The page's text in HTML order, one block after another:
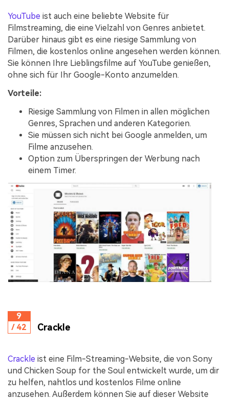
YouTube ist auch eine beliebte Website für
Filmstreaming, die eine Vielzahl von Genres anbietet.
Darüber hinaus gibt es eine riesige Sammlung von
Filmen, die kostenlos online angesehen werden können.
Sie können Ihre Lieblingsfilme auf YouTube genießen,
ohne sich für Ihr Google-Konto anzumelden.
Vorteile:
Riesige Sammlung von Filmen in allen möglichen
Genres, Sprachen und anderen Kategorien.
Sie müssen sich nicht bei Google anmelden, um
Filme anzusehen.
Option zum Überspringen der Werbung nach
einem Timer.
9
/ 42
Crackle
Crackle ist eine Film-Streaming-Website, die von Sony
und Chicken Soup for the Soul entwickelt wurde, um dir
zu helfen, nahtlos und kostenlos Filme online
anzusehen. Außerdem können Sie auf dieser Website